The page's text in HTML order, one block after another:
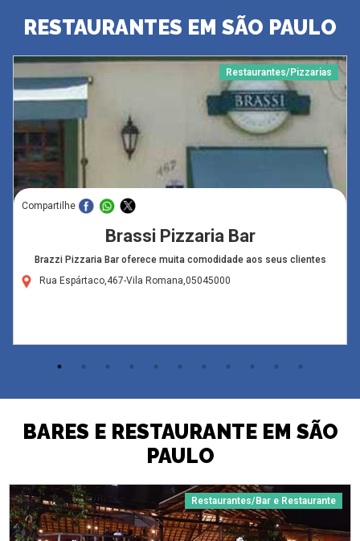
RESTAURANTES EM SÃO PAULO
Restaurantes/Pizzarias
Compartilhe
Brassi Pizzaria Bar
Brazzi Pizzaria Bar oferece muita comodidade aos seus clientes
Rua Espártaco,467-Vila Romana,05045000
BARES E RESTAURANTE EM SÃO
PAULO
Restaurantes/Bar e Restaurante